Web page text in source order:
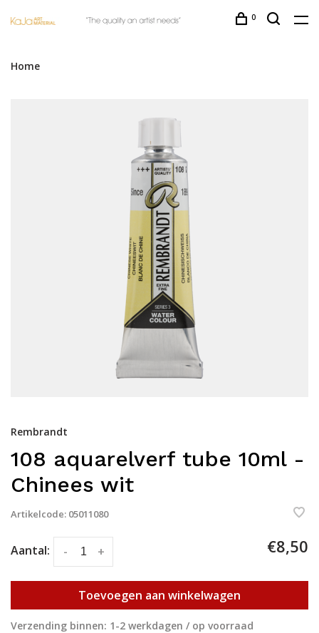
0
Home
Rembrandt
108 aquarelverf tube 10ml -
Chinees wit
Artikelcode: 05011080
Aantal: +
- €8,50
Toevoegen aan winkelwagen
Verzending binnen: 1-2 werkdagen / op voorraad